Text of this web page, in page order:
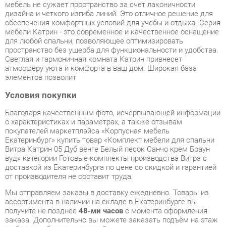
пространство без ущерба для функциональности и удобства.
Светлая и гармоничная комната Катрин привнесет
атмосферу уюта и комфорта в ваш дом. Широкая база
элементов позволит
Условия покупки
Благодаря качественным фото, исчерпывающей информации
о характеристиках и параметрах, а также отзывам
покупателей маркетплэйса «Корпусная мебель
Витра Катрин 05 Дуб венге Белый песок Санчо крем Браун
доставкой из Екатеринбурга по цене со скидкой и гарантией
от производителя не составит труда.
Мы отправляем заказы в доставку ежедневно. Товары из
ассортимента в наличии на складе в Екатеринбурге вы
получите не позднее48-ми часовс момента оформления
заказа. Дополнительно вы можете заказать подъём на этаж
и сборку мебельных изделий.
Срок доставки в другие регионы, и для товаров, находящихся
на складах производителей, рассчитывается индивидуально.
Уточнить наличие, срок и стоимость доставки вы можете
через формуобратной связи